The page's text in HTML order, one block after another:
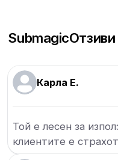
SubmagicОтзиви
Карла Е.
Той е лесен за
клиентите е